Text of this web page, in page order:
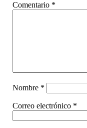
Comentario *
Nombre *
Correo electrónico *